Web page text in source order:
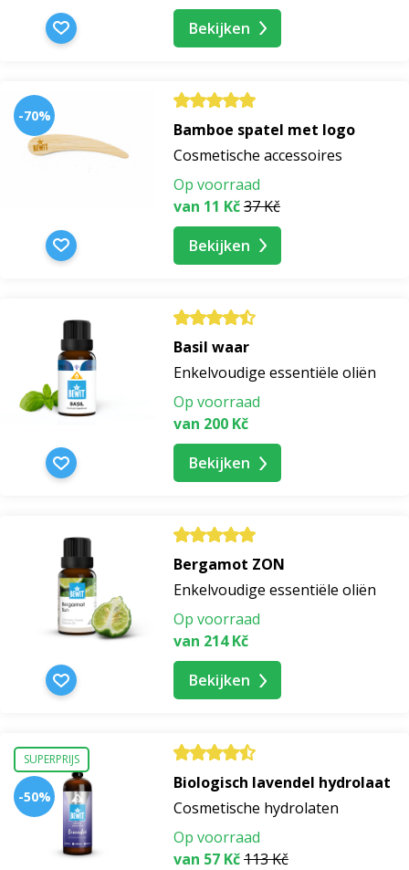
Bekijken
-70%
Bamboe spatel met logo
Cosmetische accessoires
Op voorraad
van 11 Kč37 Kč
Bekijken
Basil waar
Enkelvoudige essentiële oliën
Op voorraad
van 200 Kč
Bekijken
Bergamot ZON
Enkelvoudige essentiële oliën
Op voorraad
van 214 Kč
Bekijken
SUPERPRIJS
-50%
Biologisch lavendel hydrolaat
Cosmetische hydrolaten
Op voorraad
van 57 Kč113 Kč